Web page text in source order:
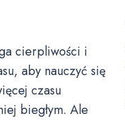
cierpliwości i
aby nauczyć się
czasu
biegłym. Ale